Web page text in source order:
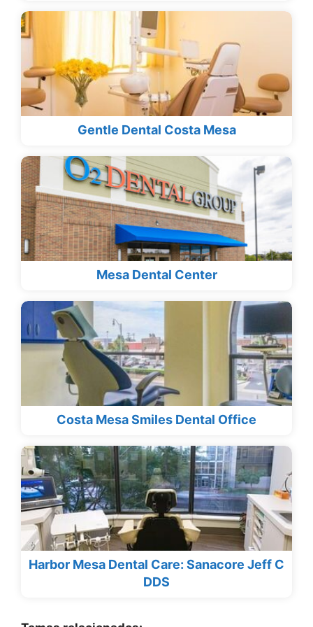
Gentle Dental Costa Mesa
Mesa Dental Center
Costa Mesa Smiles Dental Office
Harbor Mesa Dental Care: Sanacore Jeff C
DDS